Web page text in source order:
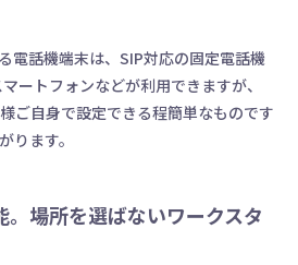
電話機端末は、SIP対応の固定電話機
ートフォンなどが利用できますが、
ご自身で設定できる程簡単なものです
ります。
。場所を選ばないワークスタ